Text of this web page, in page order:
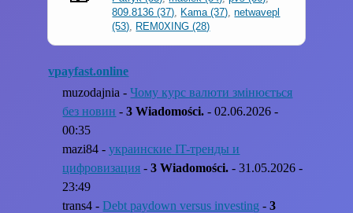
809.8136 (37), Kama (37),netwavepl
(53), REM0XING (28)
vpayfast.online
muzodajnia -Чому курс валюти змінюється
без новин -3 Wiadomości. - 02.06.2026 -
00:35
mazi84 -украинские IT-тренды и
цифровизация -3 Wiadomości. - 31.05.2026 -
23:49
trans4 -Debt paydown versus investing -3